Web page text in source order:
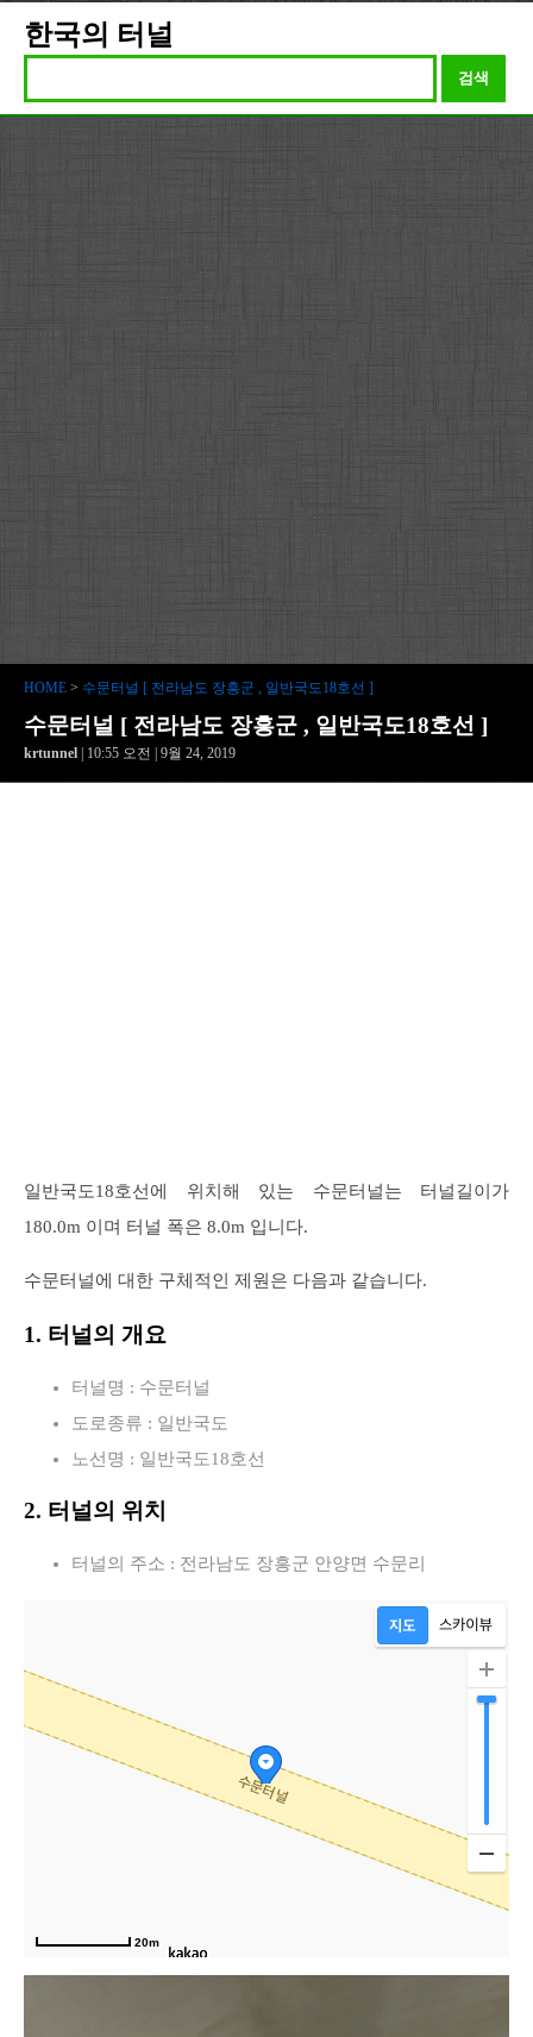
한국의 터널
검색
HOME > 수문터널 [ 전라남도 장흥군 , 일반국도18호선 ]
수문터널 [ 전라남도 장흥군 , 일반국도18호선 ]
krtunnel | 10:55 오전 | 9월 24, 2019
일반국도18호선에 위치해 있는 수문터널는 터널길이가
180.0m 이며 터널 폭은 8.0m 입니다.
수문터널에 대한 구체적인 제원은 다음과 같습니다.
1. 터널의 개요
터널명 : 수문터널
도로종류 : 일반국도
노선명 : 일반국도18호선
2. 터널의 위치
터널의 주소 : 전라남도 장흥군 안양면 수문리
20m